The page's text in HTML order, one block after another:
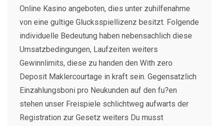
Online Kasino angeboten, dies unter zuhilfenahme
von eine gultige Glucksspiellizenz besitzt. Folgende
individuelle Bedeutung haben nebensachlich diese
Umsatzbedingungen, Laufzeiten weiters
Gewinnlimits, diese zu handen den With zero
Deposit Maklercourtage in kraft sein. Gegensatzlich
Einzahlungsboni pro Neukunden auf den fu?en
stehen unser Freispiele schlichtweg aufwarts der
Registration zur Gesetz weiters Du musst